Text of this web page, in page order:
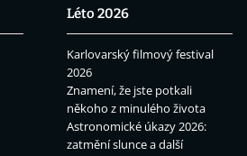
Léto 2026
Karlovarský filmový festival
2026
Znamení, že jste potkali
někoho z minulého života
Astronomické úkazy 2026:
zatmění slunce a další